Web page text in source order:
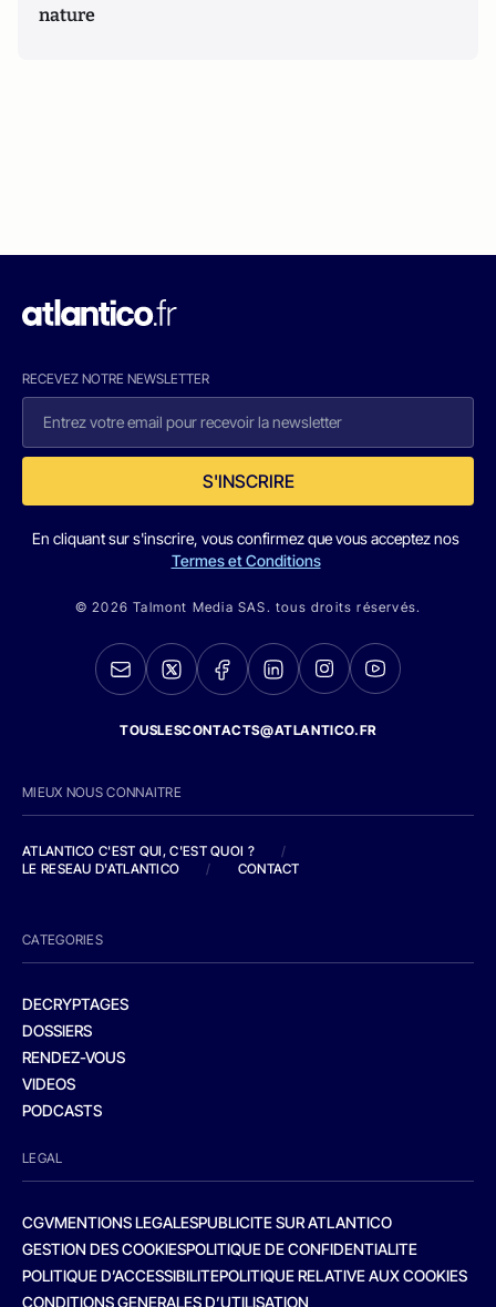
nature
RECEVEZ NOTRE NEWSLETTER
S'INSCRIRE
En cliquant sur s'inscrire, vous confirmez que vous acceptez nos
Termes et Conditions
© 2026 Talmont Media SAS. tous droits réservés.
TOUSLESCONTACTS@ATLANTICO.FR
MIEUX NOUS CONNAITRE
ATLANTICO C'EST QUI, C'EST QUOI ?
/
LE RESEAU D'ATLANTICO
/ CONTACT
CATEGORIES
DECRYPTAGES
DOSSIERS
RENDEZ-VOUS
VIDEOS
PODCASTS
LEGAL
CGVMENTIONS LEGALESPUBLICITE SUR ATLANTICO
GESTION DES COOKIESPOLITIQUE DE CONFIDENTIALITE
POLITIQUE D’ACCESSIBILITEPOLITIQUE RELATIVE AUX COOKIES
CONDITIONS GENERALES D’UTILISATION